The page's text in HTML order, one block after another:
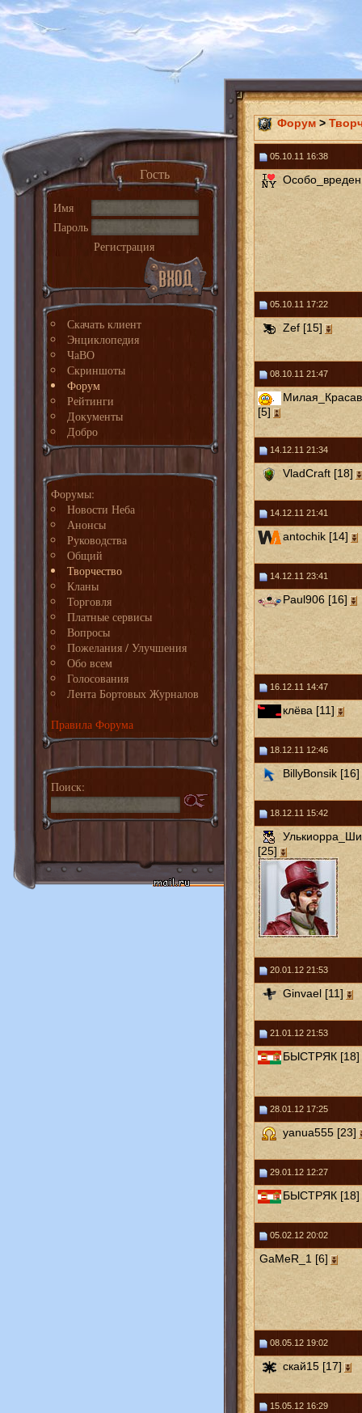
Гость
Имя
Пароль
Регистрация
Скачать клиент
Энциклопедия
ЧаВО
Скриншоты
Форум
Рейтинги
Документы
Добро
Форумы:
Новости Неба
Анонсы
Руководства
Общий
Творчество
Кланы
Торговля
Платные сервисы
Вопросы
Пожелания / Улучшения
Обо всем
Голосования
Лента Бортовых Журналов
Правила Форума
Поиск:
Форум >
05.10.11 16:38
05.10.11 17:22
Zef [15]
08.10.11 21:47
[5]
14.12.11 21:34
VladCraft [18]
14.12.11 21:41
antochik [14]
14.12.11 23:41
Paul906 [16]
16.12.11 14:47
клёва [11]
18.12.11 12:46
BillyBonsik [16]
18.12.11 15:42
[25]
20.01.12 21:53
Ginvael [11]
21.01.12 21:53
БЫСТРЯК [18]
28.01.12 17:25
yanua555 [23]
29.01.12 12:27
БЫСТРЯК [18]
05.02.12 20:02
GaMeR_1 [6]
08.05.12 19:02
скай15 [17]
15.05.12 16:29